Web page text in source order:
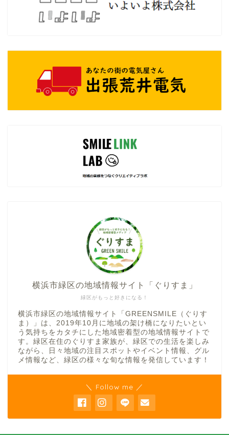
緑区がもっと好きになる！
横浜市緑区の地域情報サイト「ぐりすま」
横浜市緑区の地域情報サイト「GREENSMILE（ぐりす
ま）」は、2019年10月に地域の架け橋になりたいとい
う気持ちをカタチにした地域密着型の地域情報サイトで
す。緑区在住のぐりすま家族が、緑区での生活を楽しみ
ながら、日々地域の注目スポットやイベント情報、グル
メ情報など、緑区の様々な旬な情報を発信しています！
＼ Follow me ／